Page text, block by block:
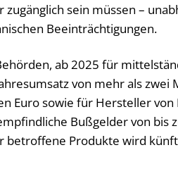
sein müssen –
Beeinträchtigungen.
ab 2025 für
von mehr als zwei
Euro sowie für Hersteller
Bußgelder von bis
betroffene Produkte wird